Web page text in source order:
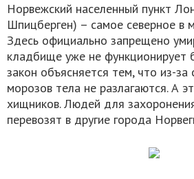
Норвежский населенный пункт
Шпицберген) – самое северное в
Здесь официально запрещено
кладбище уже не функционирует
закон объясняется тем, что из-за
морозов тела не разлагаются. А
хищников. Людей для
перевозят в другие города